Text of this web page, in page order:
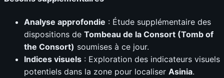
Analyse approfondie : Étude supplémentaire des
dispositions de Tombeau de la Consort (Tomb of
the Consort) soumises à ce jour.
Indices visuels : Exploration des indicateurs visuels
potentiels dans la zone pour localiser Asinia.